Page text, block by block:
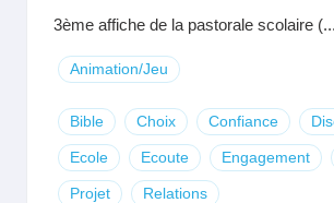
3ème affiche de la pastorale scolaire
Animation/Jeu
Bible Choix Confiance
Ecole Ecoute Engagement
Projet Relations